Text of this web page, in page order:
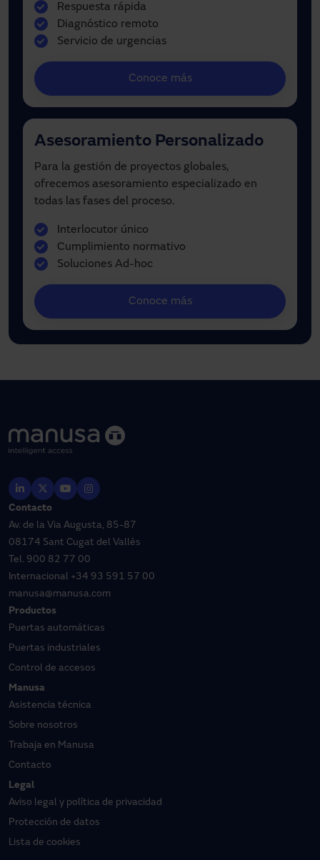
Respuesta rápida
Diagnóstico remoto
Servicio de urgencias
Conoce más
Asesoramiento Personalizado
Para la gestión de proyectos globales,
ofrecemos asesoramiento especializado en
todas las fases del proceso.
Interlocutor único
Cumplimiento normativo
Soluciones Ad-hoc
Conoce más
Contacto
Av. de la Via Augusta, 85-87
08174 Sant Cugat del Vallès
Tel. 900 82 77 00
Internacional +34 93 591 57 00
manusa@manusa.com
Productos
Puertas automáticas
Puertas industriales
Control de accesos
Manusa
Asistencia técnica
Sobre nosotros
Trabaja en Manusa
Contacto
Legal
Aviso legal y política de privacidad
Protección de datos
Lista de cookies